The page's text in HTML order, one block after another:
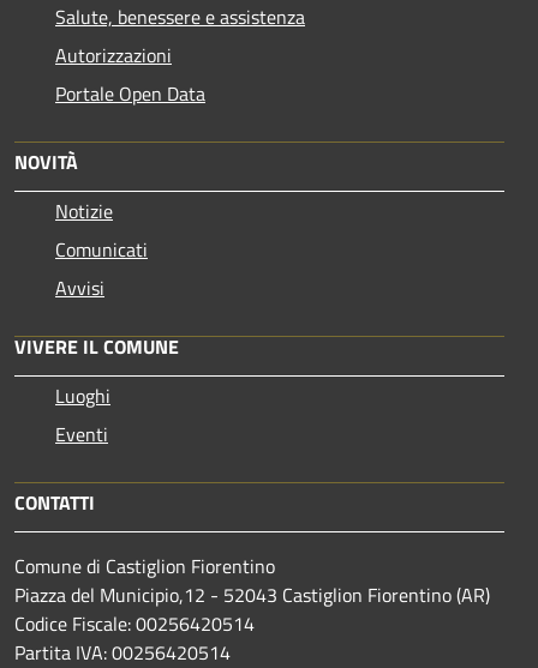
Salute, benessere e assistenza
Autorizzazioni
Portale Open Data
NOVITÀ
Notizie
Comunicati
Avvisi
VIVERE IL COMUNE
Luoghi
Eventi
CONTATTI
Comune di Castiglion Fiorentino
Piazza del Municipio,12 - 52043 Castiglion Fiorentino (AR)
Codice Fiscale: 00256420514
Partita IVA: 00256420514